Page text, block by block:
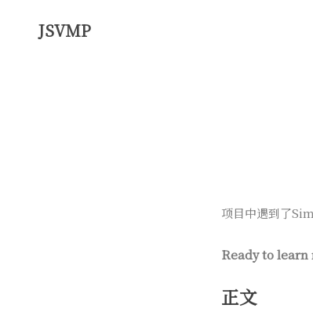
JSVMP
项目中遇到了
Ready to learn
正文